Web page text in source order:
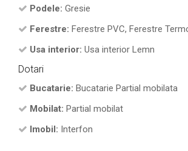
Podele: Gresie
Ferestre: Ferestre PVC, Ferestre
Usa interior: Usa interior Lemn
Dotari
Bucatarie: Bucatarie Partial mobilata
Mobilat: Partial mobilat
Imobil: Interfon